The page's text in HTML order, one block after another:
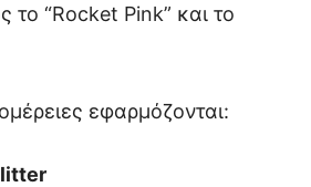
“Rocket Pink” και το
εφαρμόζονται: